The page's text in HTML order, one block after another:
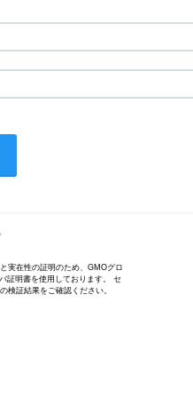
実在性の証明のため、GMOグロ
証明書を使用しております。 セ
検証結果をご確認ください。